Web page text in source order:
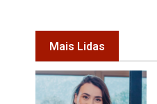
Mais Lidas